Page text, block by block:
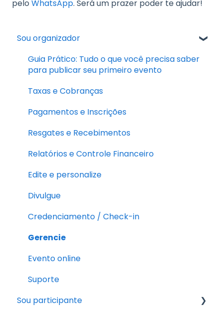
pelo WhatsApp. Será um prazer poder te ajudar!
Sou organizador
Guia Prático: Tudo o que você precisa saber
para publicar seu primeiro evento
Taxas e Cobranças
Pagamentos e Inscrições
Resgates e Recebimentos
Relatórios e Controle Financeiro
Edite e personalize
Divulgue
Credenciamento / Check-in
Gerencie
Evento online
Suporte
Sou participante